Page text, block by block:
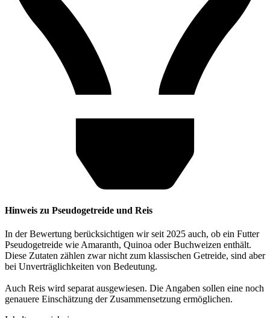
Hinweis zu Pseudogetreide und Reis
In der Bewertung berücksichtigen wir seit 2025 auch, ob ein Futter
Pseudogetreide wie Amaranth, Quinoa oder Buchweizen enthält.
Diese Zutaten zählen zwar nicht zum klassischen Getreide, sind aber
bei Unverträglichkeiten von Bedeutung.
Auch Reis wird separat ausgewiesen. Die Angaben sollen eine noch
genauere Einschätzung der Zusammensetzung ermöglichen.